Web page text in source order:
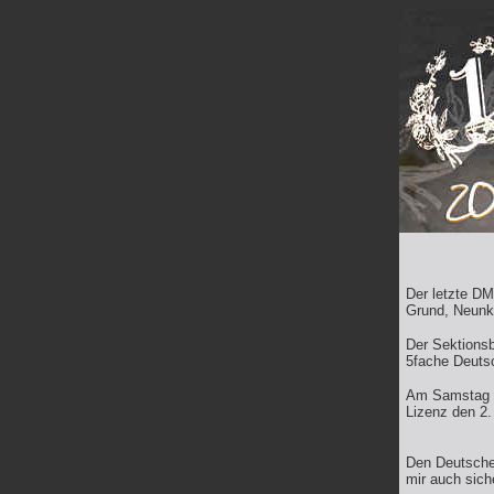
Der letzte
Grund,
Der
5fache
Am Samstag
Lizenz den
Den
mir auch